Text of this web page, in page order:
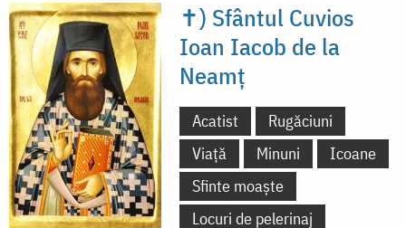
✝) Sfântul Cuvios
Ioan Iacob de la
Neamț
Acatist
Rugăciuni
Viață
Minuni
Icoane
Sfinte moaște
Locuri de pelerinaj